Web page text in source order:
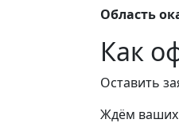
Область
Как
Оставить
Ждём ваших